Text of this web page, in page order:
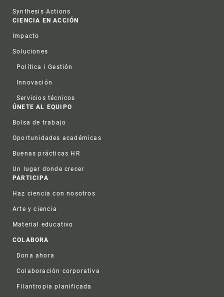
Synthesis Actions
CIENCIA EN ACCIÓN
Impacto
Soluciones
Política i Gestión
Innovación
Servicios técnicos
ÚNETE AL EQUIPO
Bolsa de trabajo
Oportunidades académicas
Buenas prácticas HR
Un lugar donde crecer
PARTICIPA
Haz ciencia con nosotros
Arte y ciencia
Material educativo
COLABORA
Dona ahora
Colaboración corporativa
Filantropia planificada